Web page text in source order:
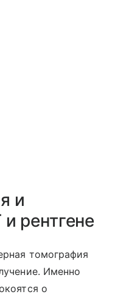
и
рентгене
томография
Именно
о